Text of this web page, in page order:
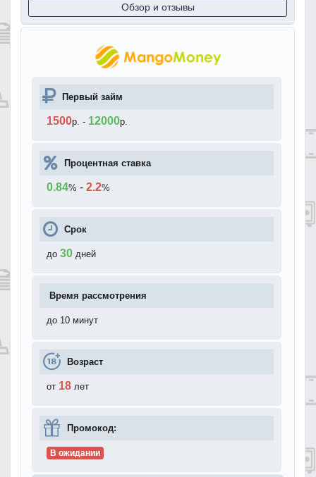
Обзор и отзывы
Первый займ
1500р. - 12000р.
Процентная ставка
0.84% - 2.2%
Срок
до 30 дней
Время рассмотрения
до 10 минут
Возраст
от 18 лет
Промокод:
В ожидании